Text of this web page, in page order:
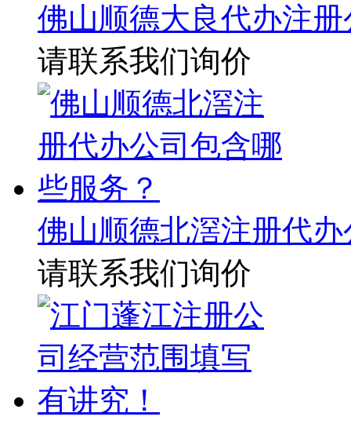
佛山顺德大良代办注
请联系我们询价
佛山顺德北滘注册代
请联系我们询价